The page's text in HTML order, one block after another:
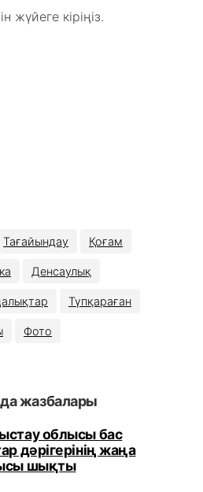
жүйеге кіріңіз.
Тағайындау Қоғам
Денсаулық
Түпқараған
Фото
жазбалары
облысы бас
дәрігерінің жаңа
шықты